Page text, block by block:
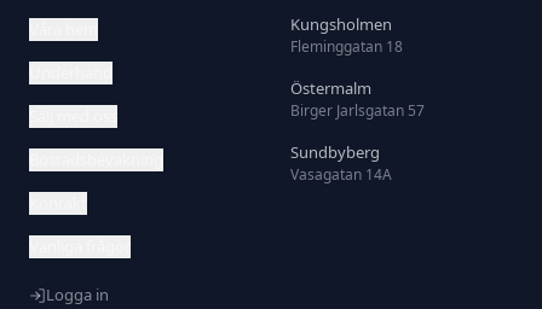
Logga in
Kungsholmen
Fleminggatan 18
Östermalm
Birger Jarlsgatan 57
Sundbyberg
Vasagatan 14A